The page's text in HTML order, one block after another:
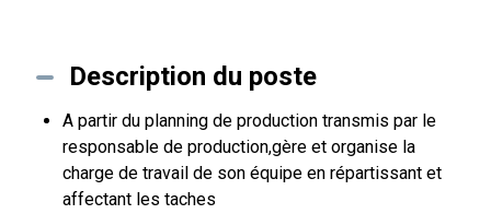
Description du poste
A partir du planning de production transmis par le
responsable de production,gère et organise la
charge de travail de son équipe en répartissant et
affectant les taches